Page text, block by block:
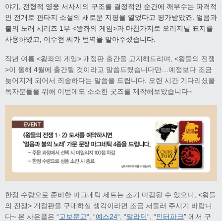
야기, 전형적 영웅 서사시의 구조를 결정적인 순간에 깨부수는 파격적
인 전개로 판타지 소설의 새로운 지평을 열었다고 평가받았죠. 얼음과
불의 노래 시리즈 1부 <왕좌의 게임>과 마찬가지로 오리지널 표지를
사용하였고, 이수현 씨가 번역을 맡아주셨습니다.
작년 여름 <왕좌의 게임> 개정판 출간을 고지해드리며, <왕들의 전쟁
>이 올해 4월에 출간될 것이라고 말씀드렸습니다만…예정보다 조금
늦어지게 되어서 죄송하다는 말씀을 드립니다. 오랜 시간 기다리셨을
독자분들을 위해 이번에도 소소한 굿즈를 제작해보았습니다~
한정 수량으로 준비한 마그네틱 세트는 조기 마감될 수 있으니, <왕들
의 전쟁> 개정판을 구매하실 생각이라면 조금 서둘러 주시기 바랍니
다~ 본 사은품은 “교보문고“, “예스24“, “알라딘“, “인터파크” 에서 구